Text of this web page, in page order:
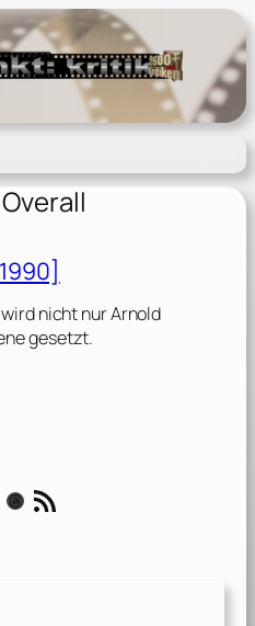
nicht nur Arnold
gesetzt.
Threads RSS-Feed